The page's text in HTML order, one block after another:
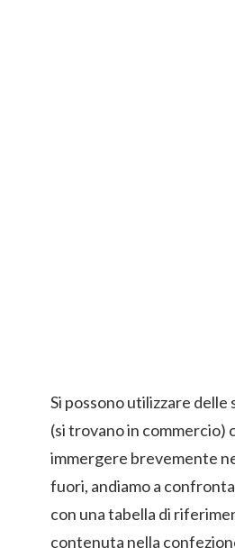
Si possono utilizzare
(si trovano in commercio)
immergere brevemente
fuori, andiamo a
con una tabella di
contenuta nella